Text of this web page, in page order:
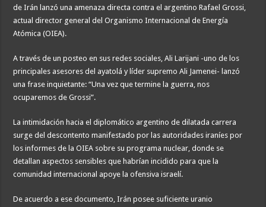
de Irán lanzó una amenaza directa contra el argentino Rafael Grossi,
actual director general del Organismo Internacional de Energía
Atómica (OIEA).
A través de un posteo en sus redes sociales, Ali Larijani -uno de los
principales asesores del ayatolá y líder supremo Ali Jamenei- lanzó
una frase inquietante: “Una vez que termine la guerra, nos
ocuparemos de Grossi”.
La intimidación hacia el diplomático argentino de dilatada carrera
surge del descontento manifestado por las autoridades iraníes por
los informes de la OIEA sobre su programa nuclear, donde se
detallan aspectos sensibles que habrían incidido para que la
comunidad internacional apoye la ofensiva israelí.
De acuerdo a ese documento, Irán posee suficiente uranio